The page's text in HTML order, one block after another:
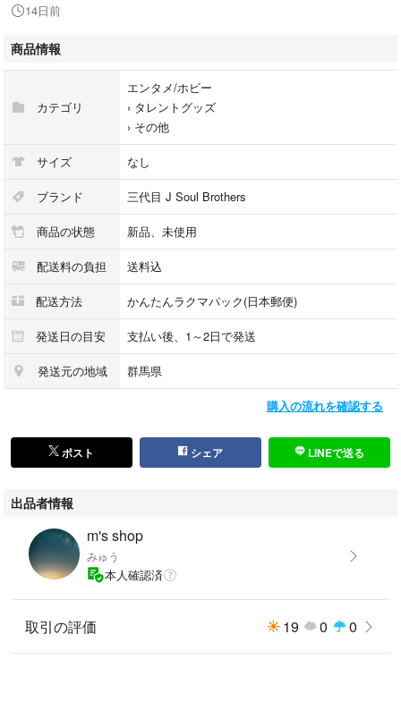
14日前
商品情報
カテゴリ
エンタメ/ホビー
› タレントグッズ
› その他
サイズ なし
ブランド 三代目 J Soul Brothers
商品の状態 新品、未使用
配送料の負担 送料込
配送方法 かんたんラクマパック(日本郵便)
発送日の目安 支払い後、1～2日で発送
発送元の地域 群馬県
購入の流れを確認する
ポスト シェア LINEで送る
出品者情報
m's shop
みゅう
本人確認済
取引の評価 19 0 0